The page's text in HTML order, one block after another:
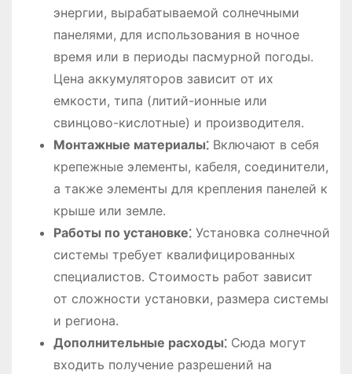
энергии, вырабатываемой солнечными
панелями, для использования в ночное
время или в периоды пасмурной погоды․
Цена аккумуляторов зависит от их
емкости, типа (литий-ионные или
свинцово-кислотные) и производителя․
Монтажные материалы⁚Включают в себя
крепежные элементы, кабеля, соединители,
а также элементы для крепления панелей к
крыше или земле․
Работы по установке⁚Установка солнечной
системы требует квалифицированных
специалистов․ Стоимость работ зависит
от сложности установки, размера системы
и региона․
Дополнительные расходы⁚Сюда могут
входить получение разрешений на